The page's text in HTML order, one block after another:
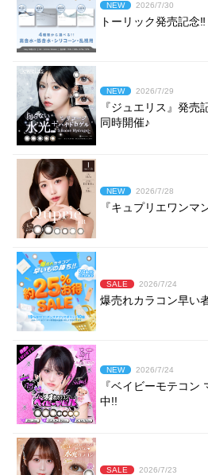
NEW 2026/7/30
トーリック発売記念
NEW 2026/7/29
『ジュエリス』発
同時開催♪
NEW 2026/7/28
『キュプリエワン
SALE 2026/7/24
爆売れカラコン早い
NEW 2026/7/24
『ベイビーモテコ
中!!
SALE 2026/7/23